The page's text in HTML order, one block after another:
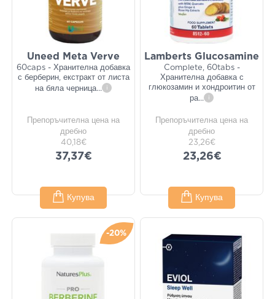
Uneed Meta Verve
60caps - Хранителна добавка
с берберин, екстракт от листа
на бяла черница... i
Препоръчителна цена на
дребно
40,18€
37,37€
Купува
Lamberts Glucosamine
Complete, 60tabs -
Хранителна добавка с
глюкозамин и хондроитин от
ра... i
Препоръчителна цена на
дребно
23,26€
23,26€
Купува
-20%